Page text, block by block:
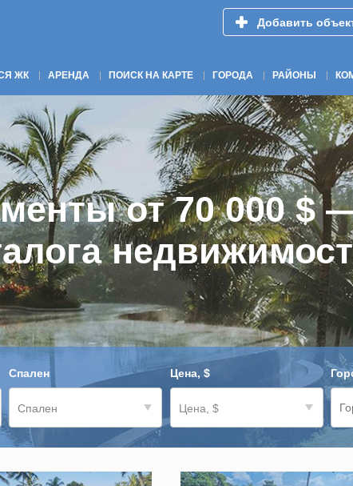
Добавить
ЖК АРЕНДА ПОИСК НА КАРТЕ ГОРОДА РАЙОНЫ
на Бали –
от 70 000 $
при перепродаже
Бали —
кв. м —
на
цен на
— начните
сейчас!
Спален
Спален
Цена, $
Цена, $